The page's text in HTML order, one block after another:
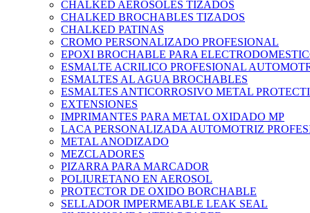
CHALKED AEROSOLES TIZADOS
CHALKED BROCHABLES TIZADOS
CHALKED PATINAS
CROMO PERSONALIZADO PROFESIONAL
EPOXI BROCHABLE PARA
ESMALTE ACRILICO PROFESIONAL
ESMALTES AL AGUA BROCHABLES
ESMALTES ANTICORROSIVO METAL
EXTENSIONES
IMPRIMANTES PARA METAL OXIDADO MP
LACA PERSONALIZADA AUTOMOTRIZ
METAL ANODIZADO
MEZCLADORES
PIZARRA PARA MARCADOR
POLIURETANO EN AEROSOL
PROTECTOR DE OXIDO BORCHABLE
SELLADOR IMPERMEABLE LEAK SEAL